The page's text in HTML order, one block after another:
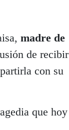
madre de
de recibir
con su
que hoy